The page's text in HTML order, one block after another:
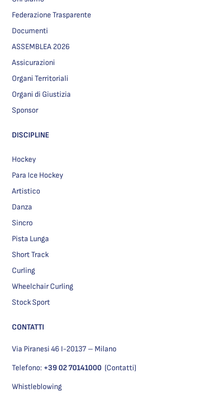
Federazione Trasparente
Documenti
ASSEMBLEA 2026
Assicurazioni
Organi Territoriali
Organi di Giustizia
Sponsor
DISCIPLINE
Hockey
Para Ice Hockey
Artistico
Danza
Sincro
Pista Lunga
Short Track
Curling
Wheelchair Curling
Stock Sport
CONTATTI
Via Piranesi 46 I-20137 – Milano
Telefono: +39 02 70141000 (Contatti)
Whistleblowing